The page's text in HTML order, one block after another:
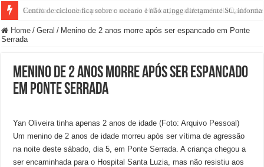
Centro de ciclone fica sobre o oceano e não atinge diretamente SC,
Home / Geral / Menino de 2 anos morre após ser espancado em Ponte
Serrada
Menino de 2 anos morre após ser espancado
em Ponte Serrada
Yan Oliveira tinha apenas 2 anos de idade (Foto: Arquivo Pessoal)
Um menino de 2 anos de idade morreu após ser vítima de agressão
na noite deste sábado, dia 5, em Ponte Serrada. A criança chegou a
ser encaminhada para o Hospital Santa Luzia, mas não resistiu aos